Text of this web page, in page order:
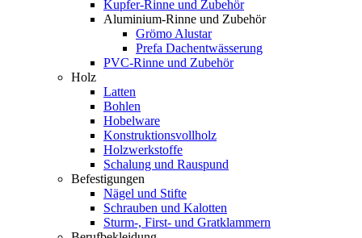
Kupfer-Rinne und Zubehör
Aluminium-Rinne und Zubehör
Grömo Alustar
Prefa Dachentwässerung
PVC-Rinne und Zubehör
Holz
Latten
Bohlen
Hobelware
Konstruktionsvollholz
Holzwerkstoffe
Schalung und Rauspund
Befestigungen
Nägel und Stifte
Schrauben und Kalotten
Sturm-, First- und Gratklammern